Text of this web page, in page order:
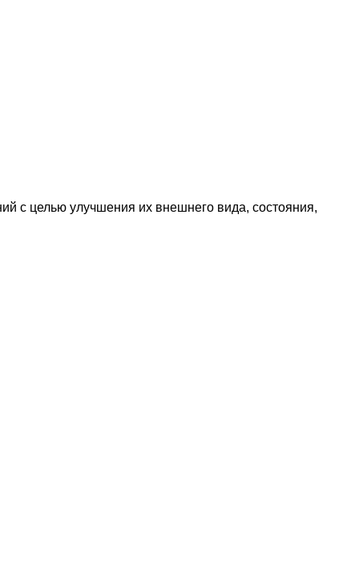
с целью улучшения их внешнего вида, состояния,